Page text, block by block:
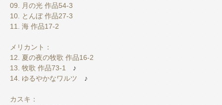
09. 月の光 作品54-3
10. とんぼ 作品27-3
11. 海 作品17-2
メリカント：
12. 夏の夜の牧歌 作品16-2
13. 牧歌 作品73-1 ♪
14. ゆるやかなワルツ ♪
カスキ：